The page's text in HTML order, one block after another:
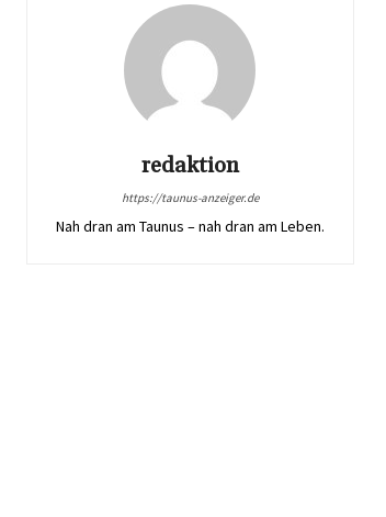
redaktion
https://taunus-anzeiger.de
Nah dran am Taunus – nah dran am Leben.